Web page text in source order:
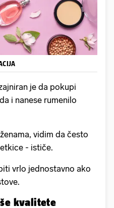
je da pokupi
i nanese rumenilo
vidim da često
- ističe.
vrlo jednostavno ako
kvalitete